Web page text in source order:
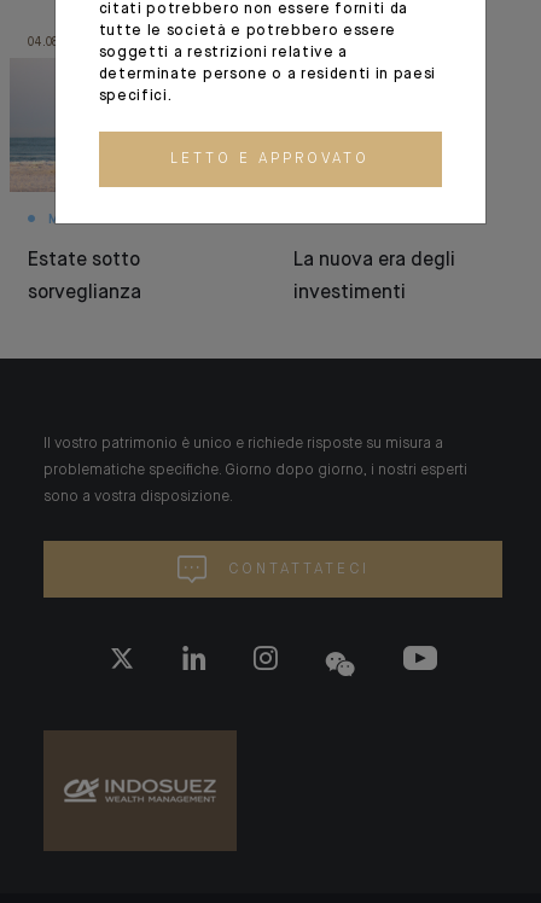
04.08.26
MONTHLY HOUSE VIEW
Estate sotto
sorveglianza
La nuova era degli
investimenti
Il vostro patrimonio è unico e richiede risposte su misura a
problematiche specifiche. Giorno dopo giorno, i nostri esperti
sono a vostra disposizione.
CONTATTATECI
citati potrebbero non essere forniti da
tutte le società e potrebbero essere
soggetti a restrizioni relative a
determinate persone o a residenti in paesi
specifici.
LETTO E APPROVATO